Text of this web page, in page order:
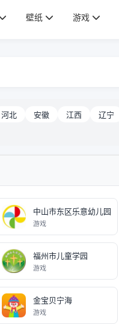
壁纸 游戏
河北 安徽 江西 辽宁
中山市东区乐意幼儿园
游戏
福州市儿童学园
游戏
金宝贝宁海
游戏